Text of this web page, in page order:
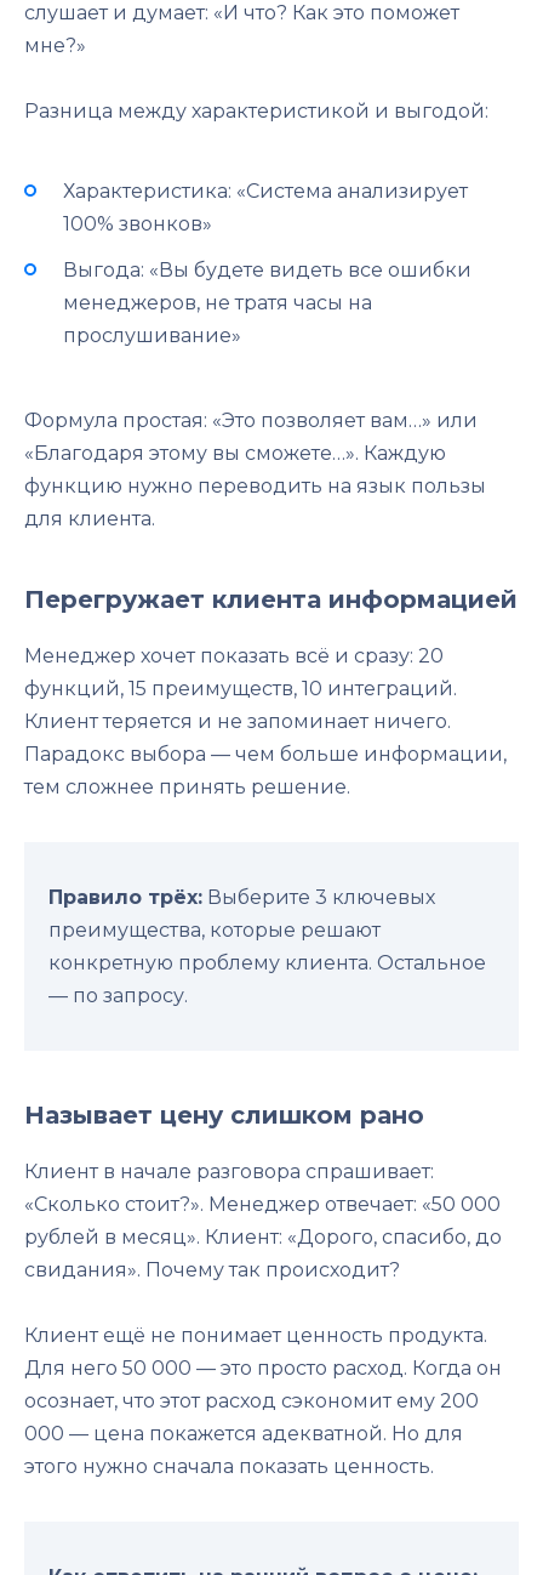
слушает и думает: «И что? Как это поможет
мне?»
Разница между характеристикой и выгодой:
Характеристика: «Система анализирует
100% звонков»
Выгода: «Вы будете видеть все ошибки
менеджеров, не тратя часы на
прослушивание»
Формула простая: «Это позволяет вам…» или
«Благодаря этому вы сможете…». Каждую
функцию нужно переводить на язык пользы
для клиента.
Перегружает клиента информацией
Менеджер хочет показать всё и сразу: 20
функций, 15 преимуществ, 10 интеграций.
Клиент теряется и не запоминает ничего.
Парадокс выбора — чем больше информации,
тем сложнее принять решение.
Правило трёх: Выберите 3 ключевых
преимущества, которые решают
конкретную проблему клиента. Остальное
— по запросу.
Называет цену слишком рано
Клиент в начале разговора спрашивает:
«Сколько стоит?». Менеджер отвечает: «50 000
рублей в месяц». Клиент: «Дорого, спасибо, до
свидания». Почему так происходит?
Клиент ещё не понимает ценность продукта.
Для него 50 000 — это просто расход. Когда он
осознает, что этот расход сэкономит ему 200
000 — цена покажется адекватной. Но для
этого нужно сначала показать ценность.